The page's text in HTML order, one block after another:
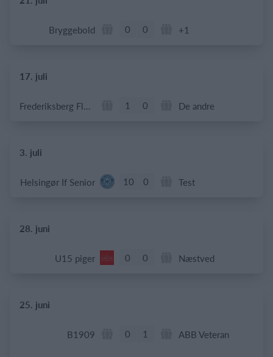
Bryggebold 0 0 +1
17. juli
Frederiksberg Floorball Fighters 1 0 De andre
3. juli
Helsingør If Senior 10 0 Test
28. juni
U15 piger 0 0 Næstved
25. juni
B1909 0 1 ABB Veteran